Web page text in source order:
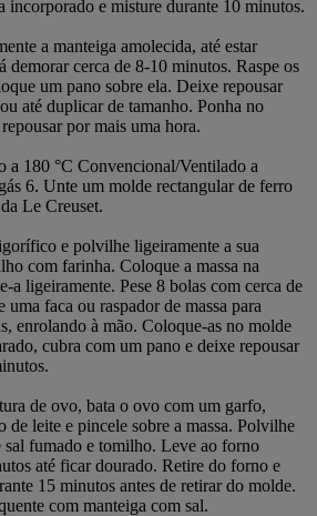
incorporado e misture durante 10 minutos.
a manteiga amolecida, até estar
demorar cerca de 8-10 minutos. Raspe os
um pano sobre ela. Deixe repousar
até duplicar de tamanho. Ponha no
por mais uma hora.
a 180 °C Convencional/Ventilado a
6. Unte um molde rectangular de ferro
Le Creuset.
e polvilhe ligeiramente a sua
com farinha. Coloque a massa na
a ligeiramente. Pese 8 bolas com cerca de
faca ou raspador de massa para
enrolando à mão. Coloque-as no molde
cubra com um pano e deixe repousar
de ovo, bata o ovo com um garfo,
de leite e pincele sobre a massa. Polvilhe
sal fumado e tomilho. Leve ao forno
até ficar dourado. Retire do forno e
15 minutos antes de retirar do molde.
com manteiga com sal.